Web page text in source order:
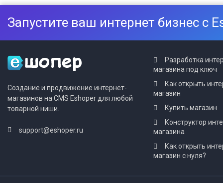
Запустите ваш интернет бизнес с
Создание и продвижение интернет-
магазинов на CMS Eshoper для любой
товарной ниши.
support@eshoper.ru
Разработка
магазина под ключ
Как открыть
магазин
Купить магазин
Конструктор
магазина
Как открыть
магазин с нуля?